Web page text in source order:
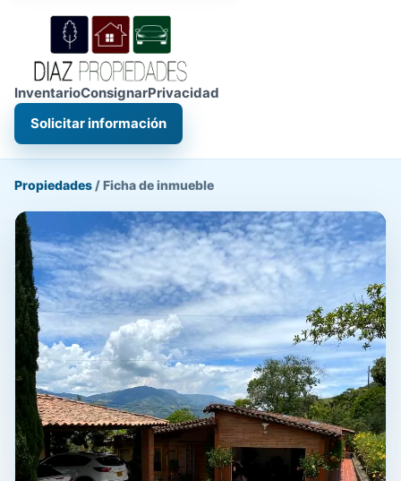
InventarioConsignarPrivacidad
Solicitar información
Propiedades /Ficha de inmueble